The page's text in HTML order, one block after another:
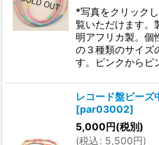
*写真をクリック
覧いただけます。
明アフリカ製。個
の３種類のサイズ
す。ピンクからピ
レコード盤ビー
[par03002]
5,000円(税別)
(税込: 5,500円)